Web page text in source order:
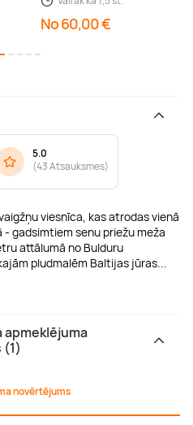
No 60,00 €
viesnīca, kas atrodas vienā
gadsimtiem senu priežu meža
attālumā no Bulduru
pludmalēm Baltijas jūras
5.0
(43 Atsauksmes)
apmeklējuma
novērtējums